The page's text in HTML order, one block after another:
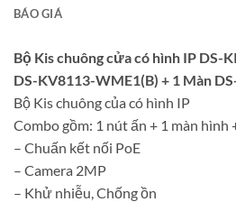
BÁO GIÁ
Bộ Kis chuông cửa có hình IP DS-
DS-KV8113-WME1(B) + 1 Màn
Bộ Kis chuông của có hình IP
Combo gồm: 1 nút ấn + 1 màn hình
– Chuấn kết nối PoE
– Camera 2MP
– Khử nhiễu, Chống ồn